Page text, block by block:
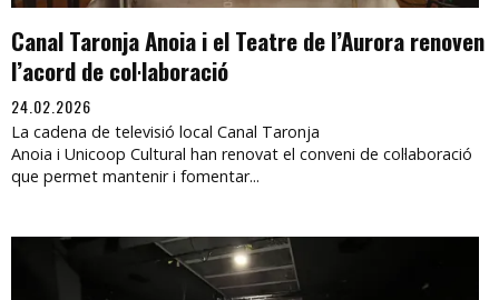
Canal Taronja Anoia i el Teatre de l’Aurora renoven
l’acord de col·laboració
24.02.2026
La cadena de televisió local Canal Taronja
Anoia i Unicoop Cultural han renovat el conveni de col·laboració
que permet mantenir i fomentar...